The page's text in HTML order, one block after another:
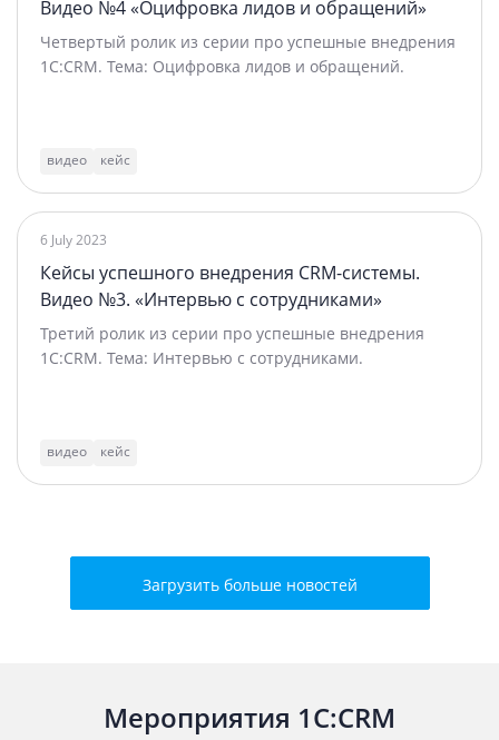
Видео №4 «Оцифровка лидов и обращений»
Четвертый ролик из серии про успешные внедрения
1C:CRM. Тема: Оцифровка лидов и обращений.
видео кейс
6 July 2023
Кейсы успешного внедрения CRM-системы.
Видео №3. «Интервью с сотрудниками»
Третий ролик из серии про успешные внедрения
1C:CRM. Тема: Интервью с сотрудниками.
видео кейс
Загрузить больше новостей
Мероприятия 1C:CRM